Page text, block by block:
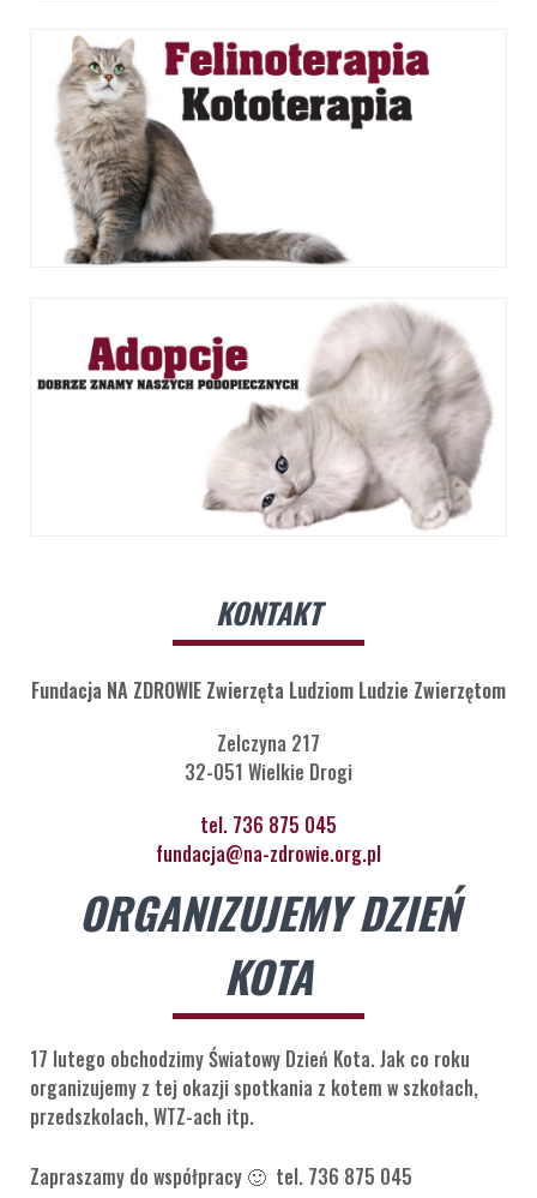
KONTAKT
Fundacja NA ZDROWIE Zwierzęta Ludziom Ludzie Zwierzętom
Zelczyna 217
32-051 Wielkie Drogi
tel. 736 875 045
fundacja@na-zdrowie.org.pl
ORGANIZUJEMY DZIEŃ
KOTA
17 lutego obchodzimy Światowy Dzień Kota. Jak co roku
organizujemy z tej okazji spotkania z kotem w szkołach,
przedszkolach, WTZ-ach itp.
Zapraszamy do współpracy 🙂 tel. 736 875 045